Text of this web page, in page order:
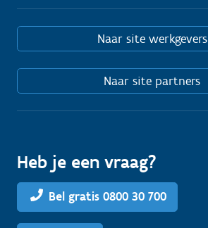
Naar site werkgevers
Naar site partners
Heb je een vraag?
Bel gratis 0800 30 700